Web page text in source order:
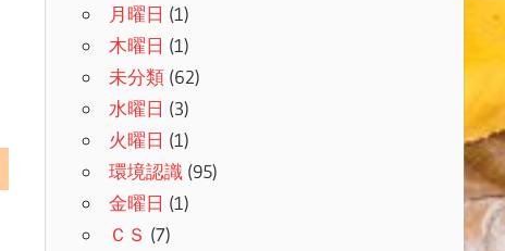
月曜日 (1)
木曜日 (1)
未分類(62)
水曜日 (3)
火曜日 (1)
環境認識(95)
金曜日 (1)
ＣＳ (7)